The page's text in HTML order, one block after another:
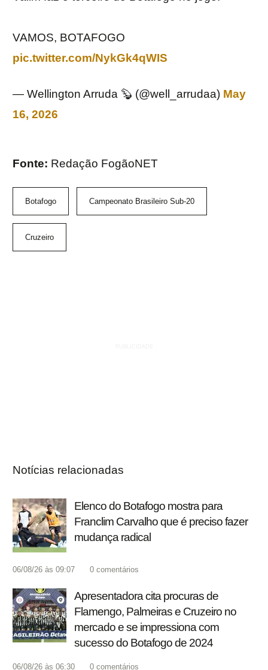
VAMOS, BOTAFOGO
pic.twitter.com/NykGk4qWIS
— Wellington Arruda 🦫 (@well_arrudaa) May
16, 2026
Fonte: Redação FogãoNET
Botafogo Campeonato Brasileiro Sub-20
Cruzeiro
Notícias relacionadas
Elenco do Botafogo mostra para
Franclim Carvalho que é preciso fazer
mudança radical
06/08/26 às 09:07 0 comentários
Apresentadora cita procuras de
Flamengo, Palmeiras e Cruzeiro no
mercado e se impressiona com
sucesso do Botafogo de 2024
06/08/26 às 06:30 0 comentários